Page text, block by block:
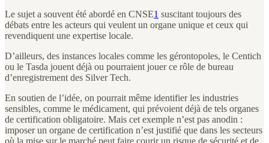
Le sujet a souvent été abordé en CNSE1 suscitant toujours des
débats entre les acteurs qui veulent un organe unique et ceux qui
revendiquent une expertise locale.
D’ailleurs, des instances locales comme les gérontopoles, le Centich
ou le Tasda jouent déjà ou pourraient jouer ce rôle de bureau
d’enregistrement des Silver Tech.
En soutien de l’idée, on pourrait même identifier les industries
sensibles, comme le médicament, qui prévoient déjà de tels organes
de certification obligatoire. Mais cet exemple n’est pas anodin :
imposer un organe de certification n’est justifié que dans les secteurs